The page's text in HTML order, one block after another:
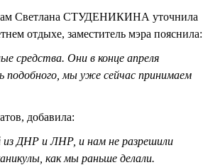
Светлана СТУДЕНИКИНА уточнила
отдыхе, заместитель мэра пояснила:
средства. Они в конце апреля
мы уже сейчас принимаем
добавила:
из ДНР и ЛНР, и нам не разрешили
как мы раньше делали.